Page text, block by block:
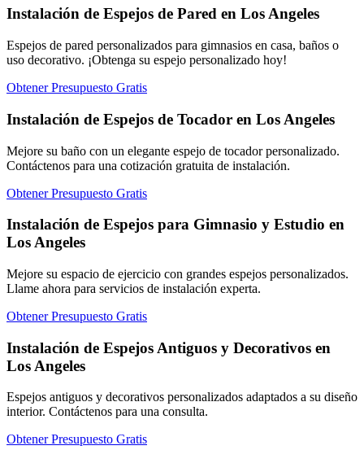
Instalación de Espejos de Pared en Los Angeles
Espejos de pared personalizados para gimnasios en casa, baños o
uso decorativo. ¡Obtenga su espejo personalizado hoy!
Obtener Presupuesto Gratis
Instalación de Espejos de Tocador en Los Angeles
Mejore su baño con un elegante espejo de tocador personalizado.
Contáctenos para una cotización gratuita de instalación.
Obtener Presupuesto Gratis
Instalación de Espejos para Gimnasio y Estudio en
Los Angeles
Mejore su espacio de ejercicio con grandes espejos personalizados.
Llame ahora para servicios de instalación experta.
Obtener Presupuesto Gratis
Instalación de Espejos Antiguos y Decorativos en
Los Angeles
Espejos antiguos y decorativos personalizados adaptados a su diseño
interior. Contáctenos para una consulta.
Obtener Presupuesto Gratis